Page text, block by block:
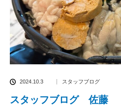
2024.10.3 スタッフブログ
スタッフブログ 佐藤